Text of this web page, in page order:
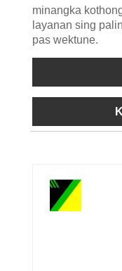
minangka
layanan sing
pas wektune.